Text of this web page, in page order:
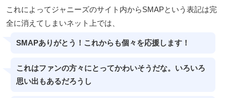
これによってジャニーズのサイト内からSMAPという表記は完
全に消えてしまいネット上では、
SMAPありがとう！これからも個々を応援します！
これはファンの方々にとってかわいそうだな。いろいろ
思い出もあるだろうし